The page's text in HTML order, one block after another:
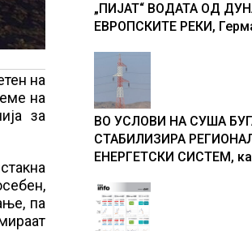
на
на
за
па
„ПИЈАТ“ ВОДАТА ОД
ЕВРОПСКИТЕ РЕКИ,
центри за податоци
ВО УСЛОВИ НА СУША
СТАБИЛИЗИРА
ЕНЕРГЕТСКИ СИСТЕМ,
складирање на енергија